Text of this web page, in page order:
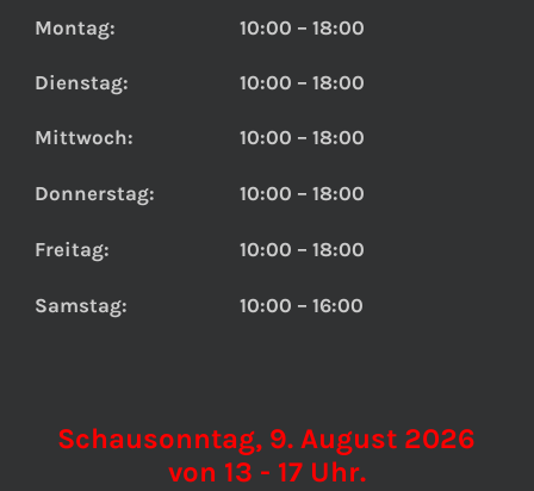
Montag: 10:00 – 18:00
Dienstag: 10:00 – 18:00
Mittwoch: 10:00 – 18:00
Donnerstag: 10:00 – 18:00
Freitag: 10:00 – 18:00
Samstag: 10:00 – 16:00
Schausonntag, 9. August 2026
von 13 - 17 Uhr.